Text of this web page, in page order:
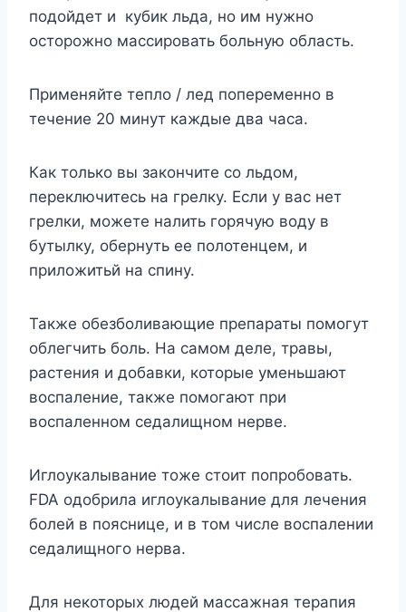
подойдет и кубик льда, но им нужно
осторожно массировать больную область.
Применяйте тепло / лед попеременно в
течение 20 минут каждые два часа.
Как только вы закончите со льдом,
переключитесь на грелку. Если у вас нет
грелки, можете налить горячую воду в
бутылку, обернуть ее полотенцем, и
приложитьй на спину.
Также обезболивающие препараты помогут
облегчить боль. На самом деле, травы,
растения и добавки, которые уменьшают
воспаление, также помогают при
воспаленном седалищном нерве.
Иглоукалывание тоже стоит попробовать.
FDA одобрила иглоукалывание для лечения
болей в пояснице, и в том числе воспалении
седалищного нерва.
Для некоторых людей массажная терапия